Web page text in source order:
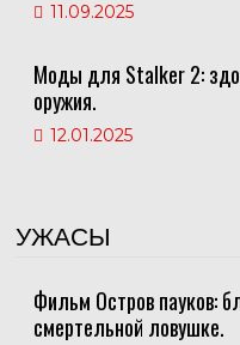
11.09.2025
Моды для Stalker 2:
оружия.
12.01.2025
УЖАСЫ
Фильм Остров пауков:
смертельной ловушке.